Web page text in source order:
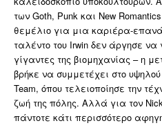
των Goth, Punk και New
θεμέλιο για μια καριέρα-
ταλέντο του Irwin δεν άργησε να
γίγαντες της βιομηχανίας – η
βρήκε να συμμετέχει στο
Team, όπου τελειοποίησε την
ζωή της πόλης. Αλλά για τον
πάντοτε κάτι περισσότερο